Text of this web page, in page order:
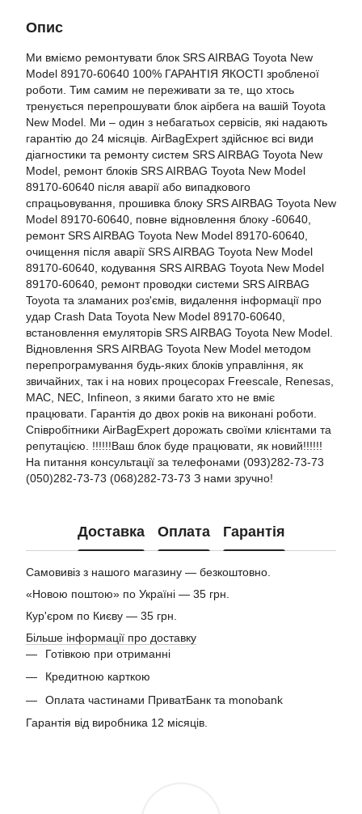
Опис
Ми вміємо ремонтувати блок SRS AIRBAG Toyota New
Model 89170-60640 100% ГАРАНТІЯ ЯКОСТІ зробленої
роботи. Тим самим не переживати за те, що хтось
тренується перепрошувати блок аірбега на вашій Toyota
New Model. Ми – один з небагатьох сервісів, які надають
гарантію до 24 місяців. AirBagExpert здійснює всі види
діагностики та ремонту систем SRS AIRBAG Toyota New
Model, ремонт блоків SRS AIRBAG Toyota New Model
89170-60640 після аварії або випадкового
спрацьовування, прошивка блоку SRS AIRBAG Toyota New
Model 89170-60640, повне відновлення блоку -60640,
ремонт SRS AIRBAG Toyota New Model 89170-60640,
очищення після аварії SRS AIRBAG Toyota New Model
89170-60640, кодування SRS AIRBAG Toyota New Model
89170-60640, ремонт проводки системи SRS AIRBAG
Toyota та зламаних роз'ємів, видалення інформації про
удар Crash Data Toyota New Model 89170-60640,
встановлення емуляторів SRS AIRBAG Toyota New Model.
Відновлення SRS AIRBAG Toyota New Model методом
перепрограмування будь-яких блоків управління, як
звичайних, так і на нових процесорах Freescale, Renesas,
MAC, NEC, Infineon, з якими багато хто не вміє
працювати. Гарантія до двох років на виконані роботи.
Співробітники AirBagExpert дорожать своїми клієнтами та
репутацією. !!!!!!Ваш блок буде працювати, як новий!!!!!!
На питання консультації за телефонами (093)282-73-73
(050)282-73-73 (068)282-73-73 З нами зручно!
Доставка Оплата Гарантія
Самовивіз з нашого магазину — безкоштовно.
«Новою поштою» по Україні — 35 грн.
Кур'єром по Києву — 35 грн.
Більше інформації про доставку
Готівкою при отриманні
Кредитною карткою
Оплата частинами ПриватБанк та monobank
Гарантія від виробника 12 місяців.